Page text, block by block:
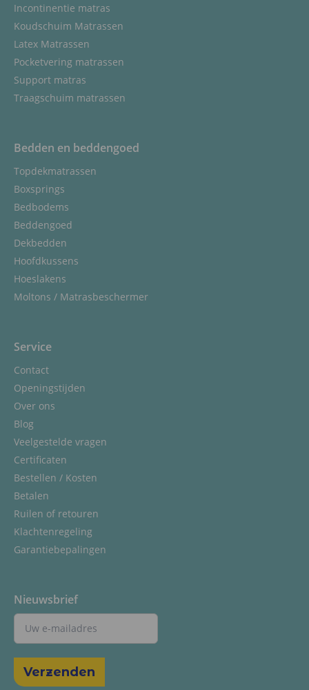
Incontinentie matras
Koudschuim Matrassen
Latex Matrassen
Pocketvering matrassen
Support matras
Traagschuim matrassen
Bedden en beddengoed
Topdekmatrassen
Boxsprings
Bedbodems
Beddengoed
Dekbedden
Hoofdkussens
Hoeslakens
Moltons / Matrasbeschermer
Service
Contact
Openingstijden
Over ons
Blog
Veelgestelde vragen
Certificaten
Bestellen / Kosten
Betalen
Ruilen of retouren
Klachtenregeling
Garantiebepalingen
Nieuwsbrief